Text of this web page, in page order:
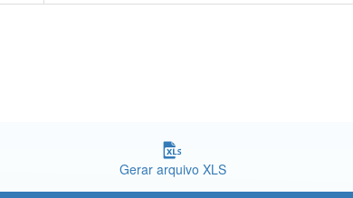
Gerar arquivo XLS